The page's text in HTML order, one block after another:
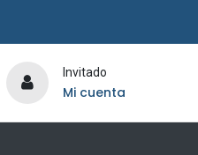
Invitado
Mi cuenta